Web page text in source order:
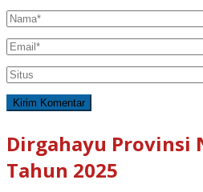
Dirgahayu Provinsi
Tahun 2025